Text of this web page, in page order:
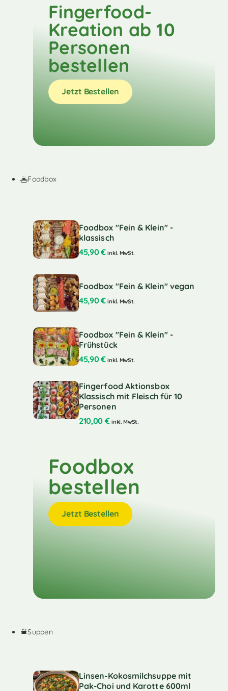
Fingerfood-
Kreation ab 10
Personen
bestellen
Jetzt Bestellen
Foodbox
Foodbox "Fein & Klein" -
klassisch
45,90€ inkl. MwSt.
Foodbox "Fein & Klein" vegan
45,90€ inkl. MwSt.
Foodbox "Fein & Klein" -
Frühstück
45,90€ inkl. MwSt.
Fingerfood Aktionsbox
Klassisch mit Fleisch für 10
Personen
210,00 € inkl. MwSt.
Foodbox
bestellen
Jetzt Bestellen
Suppen
Linsen-Kokosmilchsuppe mit
Pak-Choi und Karotte 600ml